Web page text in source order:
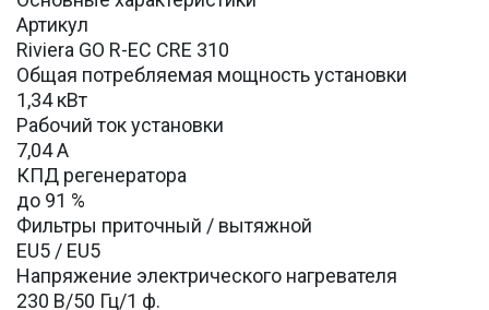
Артикул
Riviera GO R-EC CRE 310
Общая потребляемая мощность установки
1,34 кВт
Рабочий ток установки
7,04 А
КПД регенератора
до 91 %
Фильтры приточный / вытяжной
EU5 / EU5
Напряжение электрического нагревателя
230 В/50 Гц/1 ф.